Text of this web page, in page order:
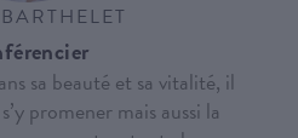
sa beauté et sa vitalité, il
promener mais aussi la